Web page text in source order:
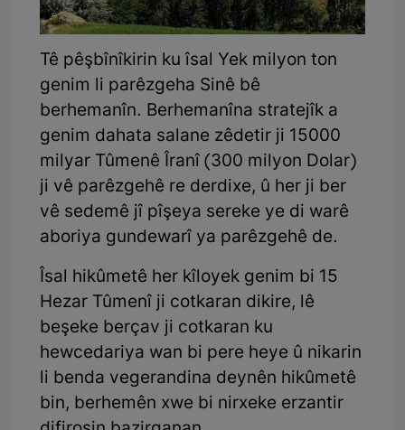
Tê pêşbînîkirin ku îsal Yek milyon ton
genim li parêzgeha Sinê bê
berhemanîn. Berhemanîna stratejîk a
genim dahata salane zêdetir ji 15000
milyar Tûmenê Îranî (300 milyon Dolar)
ji vê parêzgehê re derdixe, û her ji ber
vê sedemê jî pîşeya sereke ye di warê
aboriya gundewarî ya parêzgehê de.
Îsal hikûmetê her kîloyek genim bi 15
Hezar Tûmenî ji cotkaran dikire, lê
beşeke berçav ji cotkaran ku
hewcedariya wan bi pere heye û nikarin
li benda vegerandina deynên hikûmetê
bin, berhemên xwe bi nirxeke erzantir